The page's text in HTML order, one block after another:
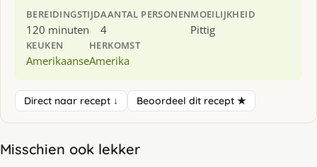
BEREIDINGSTIJD
120 minuten
AANTAL PERSONEN
4
MOEILIJKHEID
Pittig
KEUKEN
Amerikaanse
HERKOMST
Amerika
Direct naar recept ↓ Beoordeel dit recept ★
Misschien ook lekker